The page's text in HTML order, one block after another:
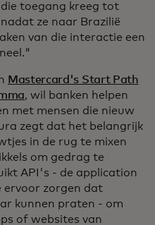
toegang kreeg tot
ze naar Brazilië
van die interactie een
Mastercard's Start Path
, wil banken helpen
met mensen die nieuw
zegt dat het belangrijk
in de rug te mixen
om gedrag te
API's - de application
ervoor zorgen dat
kunnen praten - om
of websites van